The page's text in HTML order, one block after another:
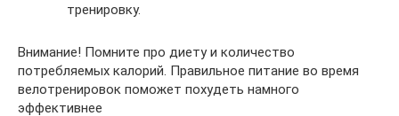
тренировку.
Внимание! Помните про диету и количество
потребляемых калорий. Правильное питание во время
велотренировок поможет похудеть намного
эффективнее